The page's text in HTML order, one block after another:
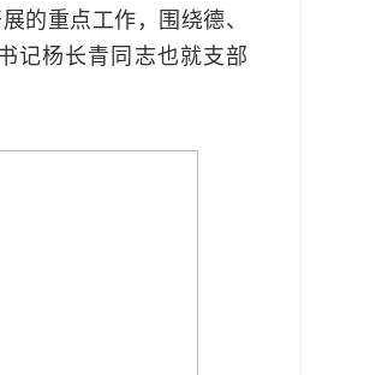
的重点工作，围绕德、
记杨长青同志也就支部